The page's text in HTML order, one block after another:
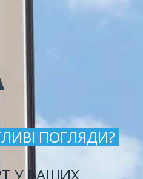
ПОГЛЯДИ?
У ВАШИХ